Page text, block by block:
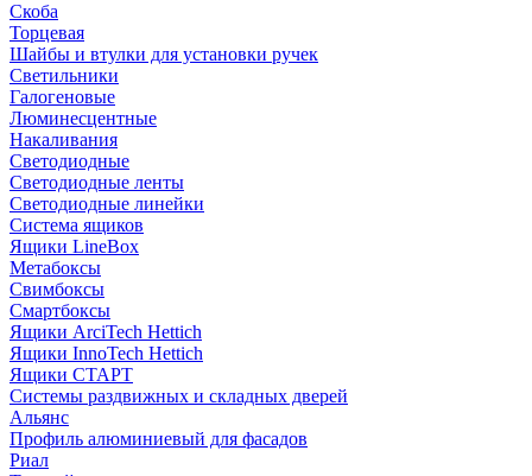
Скоба
Торцевая
Шайбы и втулки для установки ручек
Светильники
Галогеновые
Люминесцентные
Накаливания
Светодиодные
Светодиодные ленты
Светодиодные линейки
Система ящиков
Ящики LineBox
Метабоксы
Свимбоксы
Смартбоксы
Ящики ArciTech Hettich
Ящики InnoTech Hettich
Ящики СТАРТ
Системы раздвижных и складных дверей
Альянс
Профиль алюминиевый для фасадов
Риал